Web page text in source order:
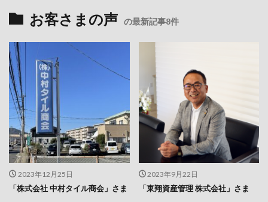
お客さまの声 の最新記事8件
2023年12月25日
「株式会社 中村タイル商会」さま
2023年9月22日
「東翔資産管理 株式会社」さま